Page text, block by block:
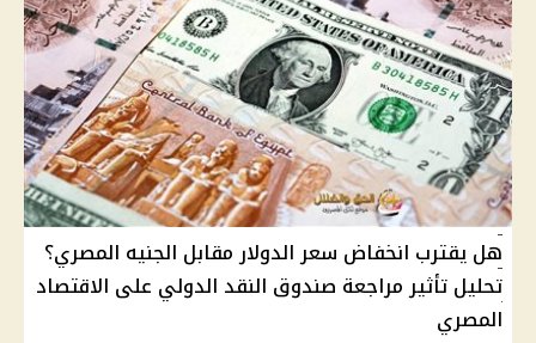
هل يقترب انخفاض سعر الدولار مقابل الجنيه المصري؟
تحليل تأثير مراجعة صندوق النقد الدولي على الاقتصاد
المصري